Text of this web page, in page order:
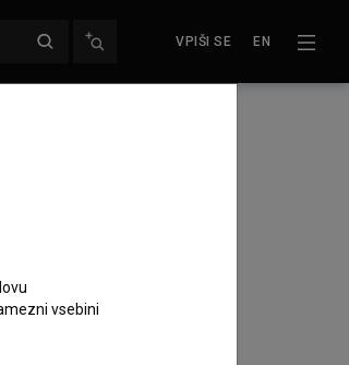
VPIŠI SE EN
vsebini